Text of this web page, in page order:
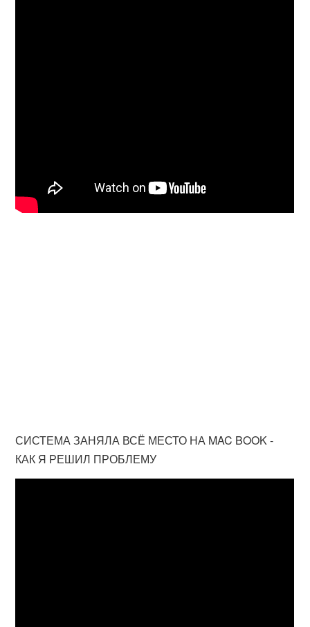
СИСТЕМА ЗАНЯЛА ВСЁ МЕСТО НА MAC BOOK -
КАК Я РЕШИЛ ПРОБЛЕМУ